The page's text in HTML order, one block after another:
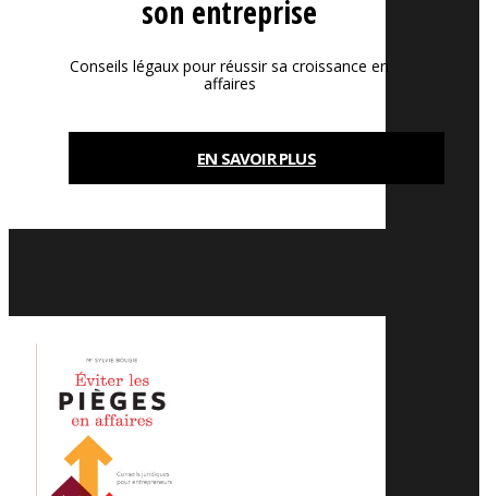
son entreprise
Conseils légaux pour réussir sa croissance en
affaires
EN SAVOIR PLUS